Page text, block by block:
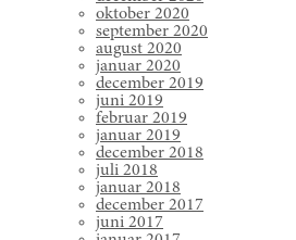
oktober 2020
september 2020
august 2020
januar 2020
december 2019
juni 2019
februar 2019
januar 2019
december 2018
juli 2018
januar 2018
december 2017
juni 2017